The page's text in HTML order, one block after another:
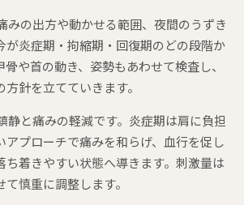
みの出方や動かせる範囲、夜間のうずき
が炎症期・拘縮期・回復期のどの段階か
や首の動き、姿勢もあわせて検査し、
針を立てていきます。
静と痛みの軽減です。炎症期は肩に負担
アプローチで痛みを和らげ、血行を促し
ち着きやすい状態へ導きます。刺激量は
慎重に調整します。